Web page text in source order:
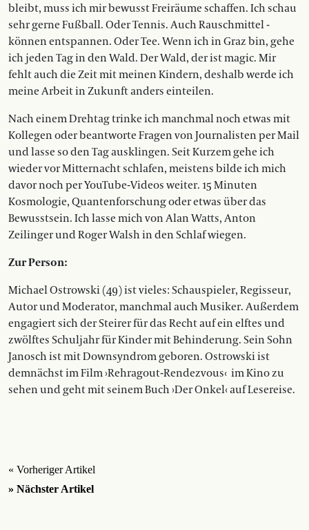
bleibt, muss ich mir bewusst Freiräume ­schaffen. Ich schau
sehr gerne Fußball. Oder Tennis. Auch Rauschmittel ­
können entspannen. Oder Tee. Wenn ich in Graz bin, gehe
ich jeden Tag in den Wald. Der Wald, der ist magic. Mir
fehlt auch die Zeit mit meinen ­Kindern, deshalb werde ich
meine ­Arbeit in Zukunft anders einteilen.
Nach einem Drehtag trinke ich manchmal noch etwas mit
Kollegen oder beantworte Fragen von Journalisten per Mail
und lasse so den Tag ausklingen. Seit Kurzem gehe ich
wieder vor Mitternacht schlafen, meistens bilde ich mich
davor noch per YouTube-Videos weiter. 15 Minuten
Kosmologie, Quantenforschung oder etwas über das
Bewusstsein. Ich lasse mich von Alan Watts, Anton
Zeilinger und Roger Walsh in den Schlaf wiegen.
Zur Person:
Michael Ostrowski (49) ist vieles: Schauspieler, Regisseur,
Autor und Moderator, manchmal auch Musiker. Außerdem
engagiert sich der Steirer für das Recht auf ein elftes und
zwölftes Schuljahr für Kinder mit Behinderung. Sein Sohn
Janosch ist mit Downsyndrom geboren. Ostrowski ist
demnächst im Film ›Rehragout-Rendezvous‹ im Kino zu
sehen und geht mit seinem Buch ›Der Onkel‹ auf Lesereise.
« Vorheriger Artikel
» Nächster Artikel